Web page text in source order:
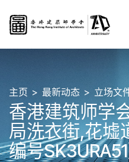
主页 最新动态 立场文
香港建筑师学
局洗衣街,花墟
编号